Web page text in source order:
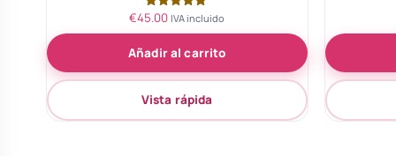
Valorado
de 5
€45.00 IVA incluido
Añadir al carrito
Vista rápida